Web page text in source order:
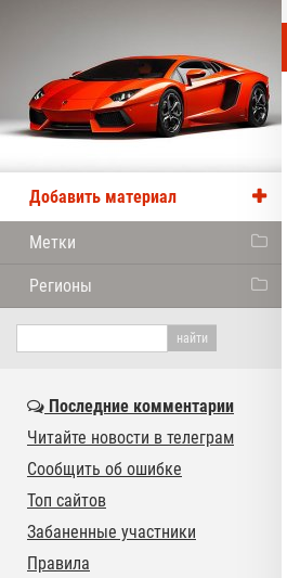
Добавить материал
Метки
Регионы
Последние комментарии
Читайте новости в телеграм
Сообщить об ошибке
Топ сайтов
Забаненные участники
Правила